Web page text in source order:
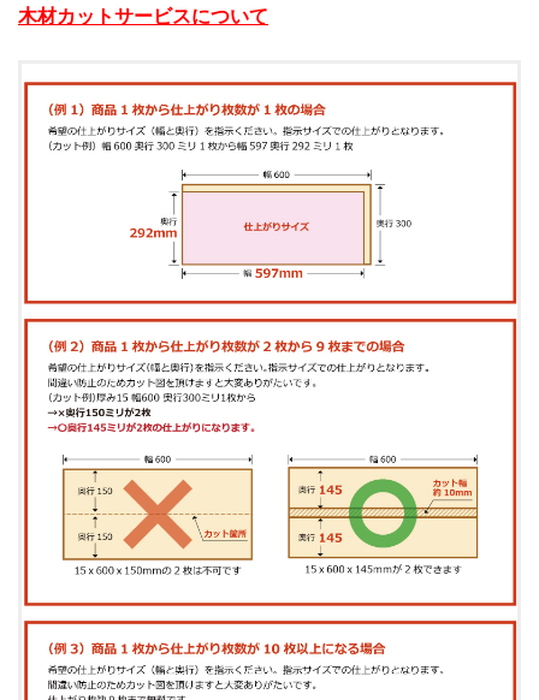
木材カットサービスについて